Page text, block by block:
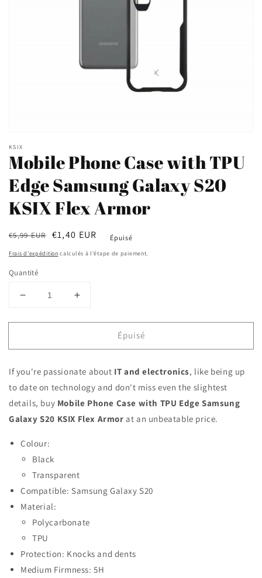
le
1
dans
une
fenêtre
modale
KSIX
Mobile Phone Case with TPU
Edge Samsung Galaxy S20
KSIX Flex Armor
Prix
habituel
€5,99 EUR
Prix
soldé
€1,40 EUR Épuisé
Frais d'expédition calculés à l'étape de paiement.
Quantité
Réduire
quantité
Mobile
Case
with
TPU
Edge
Samsung
S20
KSIX
Flex
Augmenter
quantité
Mobile
Case
with
TPU
Edge
Samsung
Flex
Épuisé
If you're passionate about IT and electronics, like being up
to date on technology and don't miss even the slightest
details, buy Mobile Phone Case with TPU Edge Samsung
Galaxy S20 KSIX Flex Armor at an unbeatable price.
Colour:
Black
Transparent
Compatible: Samsung Galaxy S20
Material:
Polycarbonate
TPU
Protection: Knocks and dents
Medium Firmness: 5H